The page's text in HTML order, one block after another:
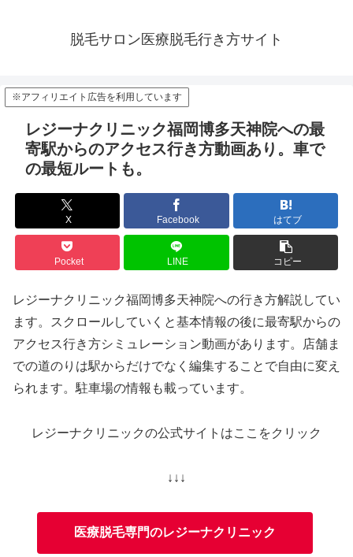
脱毛サロン医療脱毛行き方サイト
※アフィリエイト広告を利用しています
レジーナクリニック福岡博多天神院への最
寄駅からのアクセス行き方動画あり。車で
の最短ルートも。
X Facebook はてブ
Pocket LINE コピー
レジーナクリニック福岡博多天神院への行き方解説してい
ます。スクロールしていくと基本情報の後に最寄駅からの
アクセス行き方シミュレーション動画があります。店舗ま
での道のりは駅からだけでなく編集することで自由に変え
られます。駐車場の情報も載っています。
レジーナクリニックの公式サイトはここをクリック
↓↓↓
医療脱毛専門のレジーナクリニック